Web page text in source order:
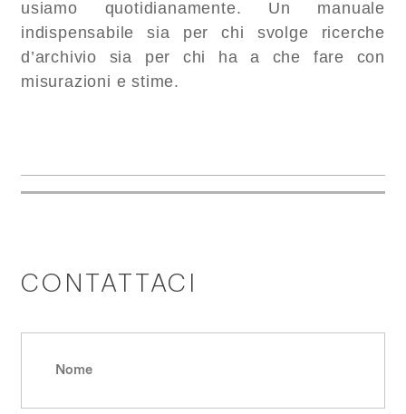
usiamo quotidianamente. Un manuale
indispensabile sia per chi svolge ricerche
d’archivio sia per chi ha a che fare con
misurazioni e stime.
CONTATTACI